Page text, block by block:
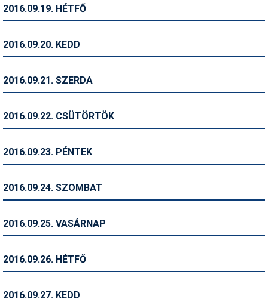
Snowboard
Szakértők
Telemark
Történelem
Utazási tippek
2016.09.19. HÉTFŐ
2016.09.20. KEDD
2016.09.21. SZERDA
2016.09.22. CSÜTÖRTÖK
2016.09.23. PÉNTEK
2016.09.24. SZOMBAT
2016.09.25. VASÁRNAP
2016.09.26. HÉTFŐ
2016.09.27. KEDD